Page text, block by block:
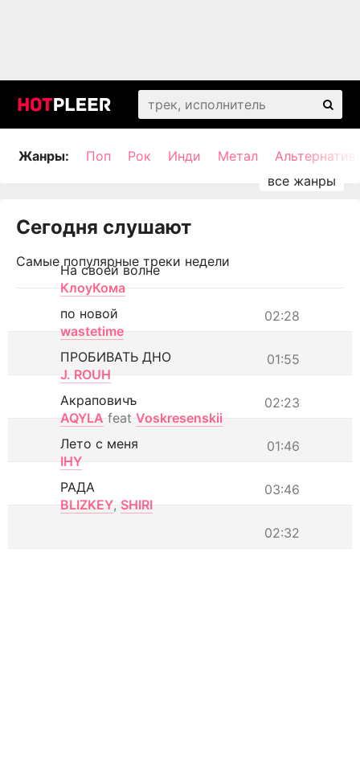
Жанры: Поп Рок Инди Метал
Сегодня слушают
Самые популярные треки недели
На своей волне
КлоуКома
02:28
по новой
wastetime
01:55
ПРОБИВАТЬ ДНО
J. ROUH
02:23
Акраповичъ
AQYLA feat Voskresenskii
01:46
Лето с меня
IHY
03:46
РАДА
BLIZKEY, SHIRI
02:32